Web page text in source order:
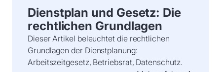
Dienstplan und Gesetz: Die
rechtlichen Grundlagen
Dieser Artikel beleuchtet die rechtlichen
Grundlagen der Dienstplanung:
Arbeitszeitgesetz, Betriebsrat, Datenschutz.